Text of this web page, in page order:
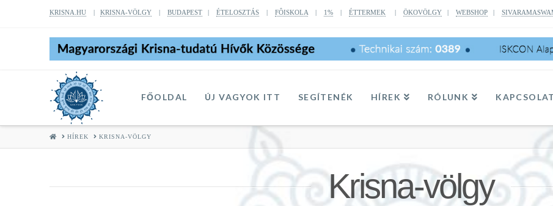
KRISNA.HU| KRISNA-VÖLGY| BUDAPEST| ÉTELOSZTÁS| FÔISKOLA| 1%| ÉTTERMEK | ÖKOVÖLGY| WEBSHOP|
FŐOLDAL ÚJ VAGYOK ITT SEGÍTENÉK HÍREK RÓLUNK KAPCSOLAT
HOMEHÍREK KRISNA-VÖLGY
Krisna-völgy